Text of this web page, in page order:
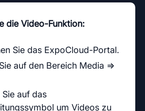
die Video-Funktion:
Sie das ExpoCloud-Portal.
auf den Bereich Media ⇒
Sie auf das
um Videos zu